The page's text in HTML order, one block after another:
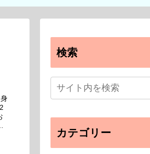
検索
カテゴリー